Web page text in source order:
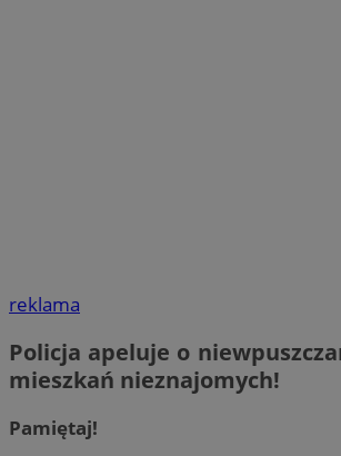
reklama
Policja apeluje o
mieszkań nieznajomych!
Pamiętaj!